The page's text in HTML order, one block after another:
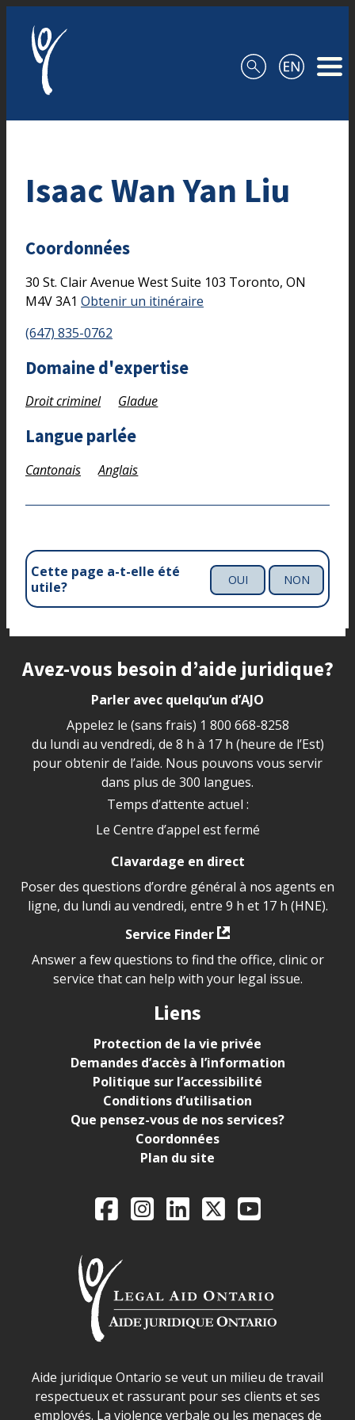
Isaac Wan Yan Liu
Coordonnées
30 St. Clair Avenue WestSuite 103 Toronto, ON
M4V 3A1 Obtenir un itinéraire
(647) 835-0762
Domaine d'expertise
Droit criminel Gladue
Langue parlée
Cantonais Anglais
Cette page a-t-elle été
utile?
OUI NON
Site footer
Avez-vous besoin d’aide juridique?
Parler avec quelqu’un d’AJO
Appelez le (sans frais) 1 800 668-8258
du lundi au vendredi, de 8 h à 17 h (heure de l’Est)
pour obtenir de l’aide. Nous pouvons vous servir
dans plus de 300 langues.
Temps d’attente actuel :
Le Centre d’appel est fermé
Clavardage en direct
Poser des questions d’ordre général à nos agents en
ligne, du lundi au vendredi, entre 9 h et 17 h (HNE).
Service Finder
Answer a few questions to find the office, clinic or
service that can help with your legal issue.
Liens
Protection de la vie privée
Demandes d’accès à l’information
Politique sur l’accessibilité
Conditions d’utilisation
Que pensez-vous de nos services?
Coordonnées
Plan du site
Legal Aid Ontario
FacebookInstagram
LinkedIn
X YouTube
Déclaration sur la sécurité dans les locaux d'AJO.
Aide juridique Ontario se veut un milieu de travail
respectueux et rassurant pour ses clients et ses
employés. La violence verbale ou les menaces de